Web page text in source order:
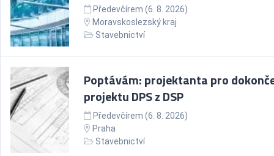
Předevčírem (6. 8. 2026)
Moravskoslezský kraj
Stavebnictví
Poptávám: projektanta pro
projektu DPS z DSP
Předevčírem (6. 8. 2026)
Praha
Stavebnictví